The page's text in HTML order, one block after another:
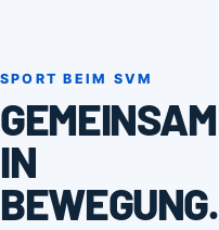
SPORT BEIM SVM
GEMEINSAM
IN
BEWEGUNG.